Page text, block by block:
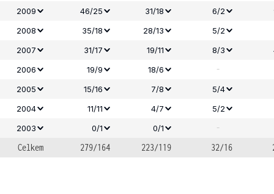
2009
46/25 31/18 6/2
2008
35/18 28/13 5/2
2007
31/17 19/11 8/3
2006
19/9 18/6 -
2005 15/16 7/8 5/4
2004
11/11 4/7 5/2
2003
0/1 0/1
-
Celkem
279/164 223/119 32/16